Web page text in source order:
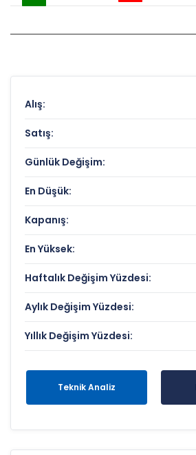
Alış:
Satış:
Günlük Değişim:
En Düşük:
Kapanış:
En Yüksek:
Haftalık Değişim Yüzdesi:
Aylık Değişim Yüzdesi:
Yıllık Değişim Yüzdesi:
Teknik Analiz